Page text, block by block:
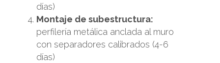
días)
Montaje de subestructura:
perfilería metálica anclada al muro
con separadores calibrados (4-6
días)